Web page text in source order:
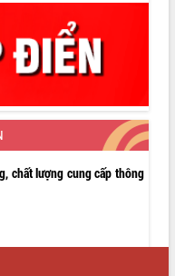
chất lượng cung cấp thông